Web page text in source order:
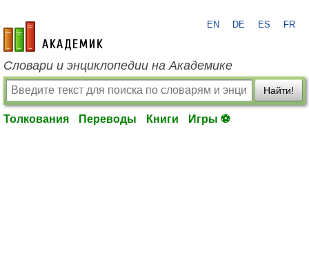
academic.ru
EN DE ES FR
Словари и энциклопедии на Академике
Найти!
Толкования Переводы Книги Игры ⚽